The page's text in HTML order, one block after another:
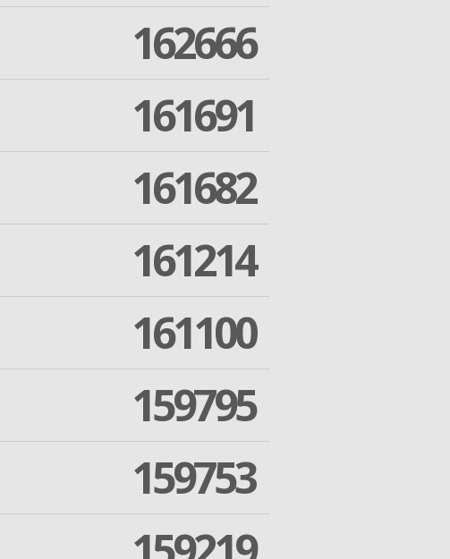
162666
161691
161682
161214
161100
159795
159753